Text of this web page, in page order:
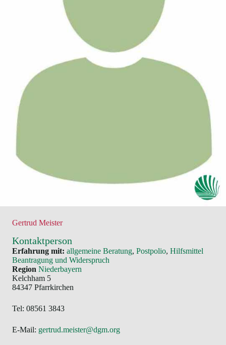
Gertrud Meister
Kontaktperson
Erfahrung mit: allgemeine Beratung, Postpolio, Hilfsmittel
Beantragung und Widerspruch
Region Niederbayern
Kelchham 5
84347 Pfarrkirchen
Tel: 08561 3843
E-Mail: gertrud.meister@dgm.org